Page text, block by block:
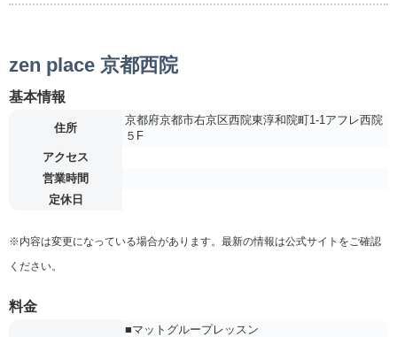
zen place 京都西院
基本情報
住所
京都府京都市右京区西院東淳和院町1-1アフレ西院
５F
アクセス
営業時間
定休日
※内容は変更になっている場合があります。最新の情報は公式サイトをご確認
ください。
料金
■マットグループレッスン